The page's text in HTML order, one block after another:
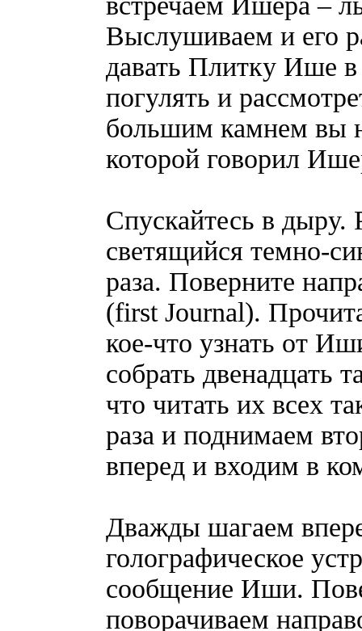
Выслушиваем и его
давать Плитку Ише
погулять и
большим камнем вы
которой говорил
Спускайтесь в дыру.
светящийся темно-
раза. Поверните
(first Journal).
кое-что узнать от
собрать двенадцать
что читать их всех
раза и поднимаем
вперед и входим в
Дважды шагаем
голографическое
сообщение Иши.
поворачиваем